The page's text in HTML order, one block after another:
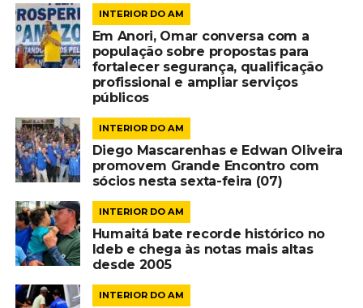
INTERIOR DO AM
Em Anori, Omar conversa com a
população sobre propostas para
fortalecer segurança, qualificação
profissional e ampliar serviços
públicos
INTERIOR DO AM
Diego Mascarenhas e Edwan Oliveira
promovem Grande Encontro com
sócios nesta sexta-feira (07)
INTERIOR DO AM
Humaitá bate recorde histórico no
Ideb e chega às notas mais altas
desde 2005
INTERIOR DO AM